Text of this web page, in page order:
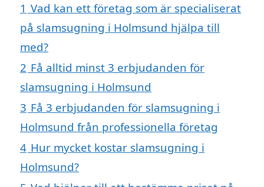
1 Vad kan ett företag som är specialiserat
på slamsugning i Holmsund hjälpa till
med?
2 Få alltid minst 3 erbjudanden för
slamsugning i Holmsund
3 Få 3 erbjudanden för slamsugning i
Holmsund från professionella företag
4 Hur mycket kostar slamsugning i
Holmsund?